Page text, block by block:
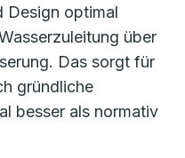
Design optimal
über
Das sorgt für
gründliche
besser als normativ